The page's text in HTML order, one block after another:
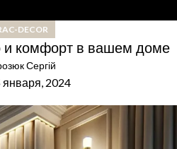
DECOR
и комфорт в вашем доме
Сергій
января, 2024